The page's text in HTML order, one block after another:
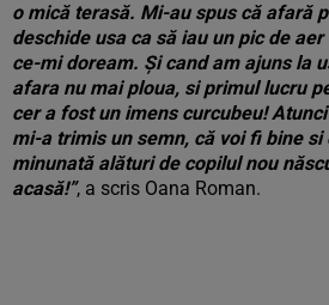
o mică terasă. Mi-au spus că afară
deschide usa ca să iau un pic de
ce-mi doream. Şi cand am ajuns la
afara nu mai ploua, si primul lucru
cer a fost un imens curcubeu!
mi-a trimis un semn, că voi fi bine si
minunată alături de copilul nou
acasă!”, a scris Oana Roman.